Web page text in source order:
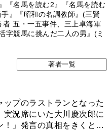
『名馬を読む2』『名馬を読む
』『昭和の名調教師』(三賢
五・一五事件、三上卓海軍
字競馬に挑んだ二人の男』(ミ
著者一覧
ップのラストランとなった
実況席にいた大川慶次郎に
！」発言の真相をきくと…